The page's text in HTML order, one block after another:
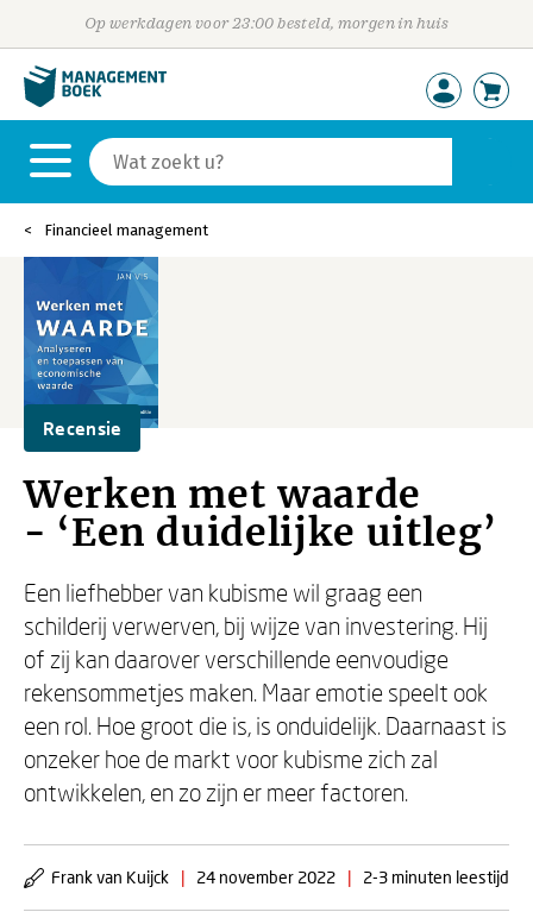
Op werkdagen voor 23:00 besteld, morgen in huis
Financieel management
Recensie
Werken met waarde
- ‘Een duidelijke uitleg’
Een liefhebber van kubisme wil graag een
schilderij verwerven, bij wijze van investering. Hij
of zij kan daarover verschillende eenvoudige
rekensommetjes maken. Maar emotie speelt ook
een rol. Hoe groot die is, is onduidelijk. Daarnaast is
onzeker hoe de markt voor kubisme zich zal
ontwikkelen, en zo zijn er meer factoren.
Frank van Kuijck | 24 november 2022 | 2-3 minuten leestijd